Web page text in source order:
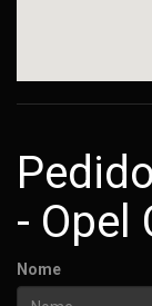
- Opel
Nome